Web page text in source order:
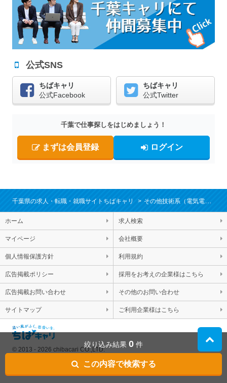
絞り込み結果 0 件
この内容で検索する
公式SNS
ちばキャリ
公式Facebook
ちばキャリ
公式Twitter
千葉で仕事探しをはじめましょう！
まずは会員登録 ログイン
千葉県の求人・転職・就職サイトちばキャリ その他技術系（電気電子、機械、半導体、医薬、食品、素材など）関連職
ホーム 求人検索
マイページ 会社概要
個人情報保護方針 利用規約
広告掲載ポリシー 採用をお考えの企業様はこちら
広告掲載お問い合わせ その他のお問い合わせ
サイトマップ ご利用企業様はこちら
© 2013 - 2026 chibacari CO.,LTD.